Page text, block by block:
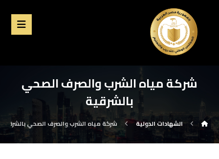
شركة مياه الشرب والصرف الصحي
بالشرقية
الشهادات الدولية شركة مياه الشرب والصرف الصحي بالشرقية